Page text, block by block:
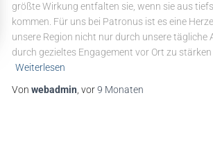
größte Wirkung entfalten sie, wenn sie aus
kommen. Für uns bei Patronus ist es eine
unsere Region nicht nur durch unsere tägliche
durch gezieltes Engagement vor Ort zu
Weiterlesen
Von webadmin , vor9 Monaten